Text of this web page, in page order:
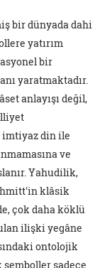
bir dünyada dahi
yatırım
bir
yaratmaktadır.
anlayışı değil,
imtiyaz din ile
ve
Yahudilik,
klâsik
çok daha köklü
ilişki yegâne
ontolojik
sadece